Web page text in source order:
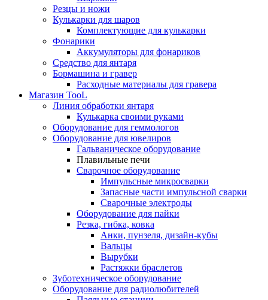
Резцы и ножи
Кулькарки для шаров
Комплектующие для кулькарки
Фонарики
Аккумуляторы для фонариков
Средство для янтаря
Бормашина и гравер
Расходные материалы для гравера
Магазин TooL
Линия обработки янтаря
Кулькарка своими руками
Оборудование для геммологов
Оборудование для ювелиров
Гальваническое оборудование
Плавильные печи
Сварочное оборудование
Импульсные микросварки
Запасные части импульсной сварки
Сварочные электроды
Оборудование для пайки
Резка, гибка, ковка
Анки, пунзеля, дизайн-кубы
Вальцы
Вырубки
Растяжки браслетов
Зуботехническое оборудование
Оборудование для радиолюбителей